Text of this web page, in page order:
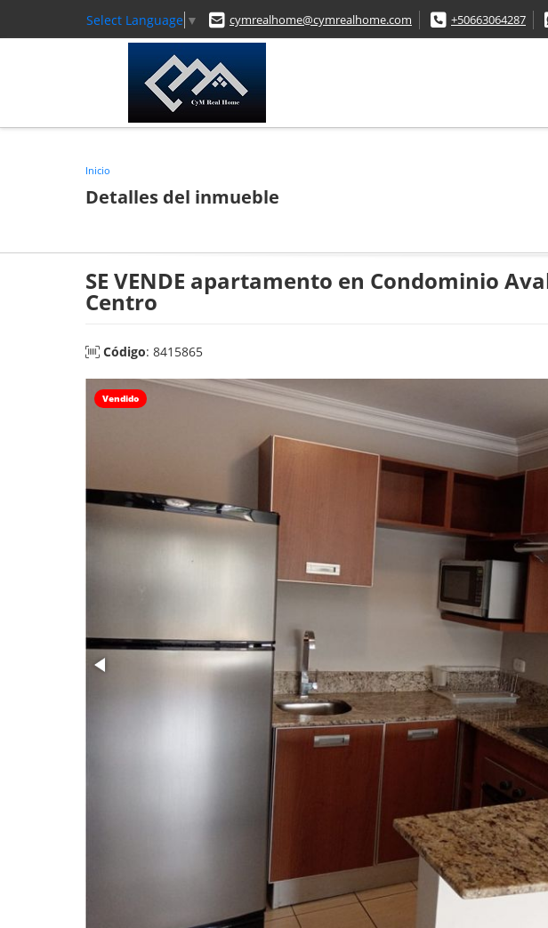
Select Language ▼ cymrealhome@cymrealhome.com +50663064287
Inicio
Detalles del inmueble
SE VENDE apartamento en Condominio
Centro
Código: 8415865
Vendido